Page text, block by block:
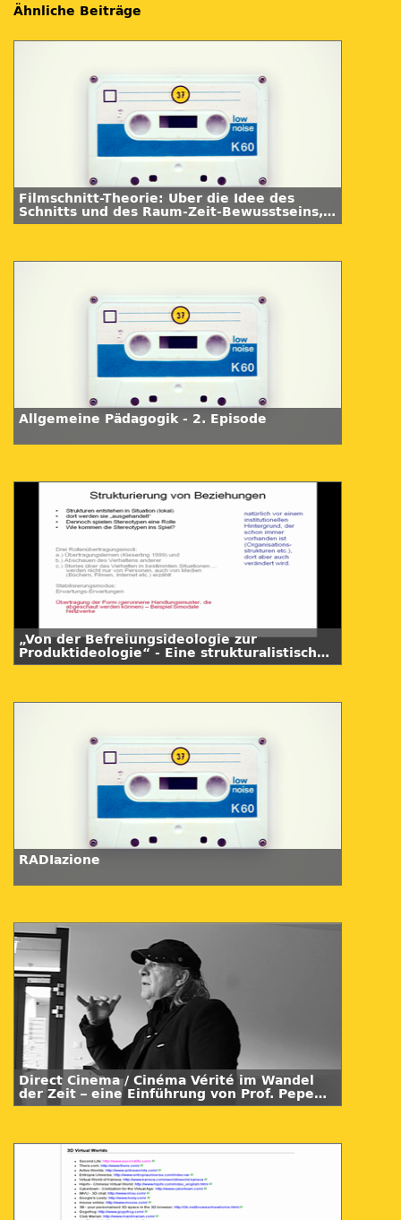
Ähnliche Beiträge
Filmschnitt-Theorie: Über die Idee des
Schnitts und des Raum-Zeit-Bewusstseins,
Teil 2
Allgemeine Pädagogik - 2. Episode
„Von der Befreiungsideologie zur
Produktideologie“ - Eine strukturalistische
Perspektive auf Kulturproduktion am
RADIazione
Direct Cinema / Cinéma Vérité im Wandel
der Zeit – eine Einführung von Prof. Pepe
Danquart